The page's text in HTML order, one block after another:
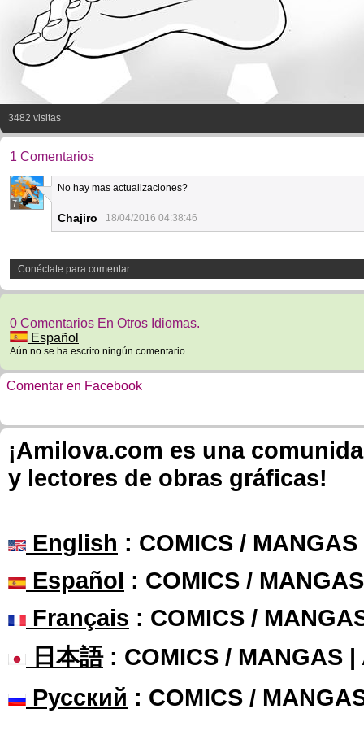
3482 visitas
1 Comentarios
7
No hay mas actualizaciones?
Chajiro 18/04/2016 04:38:46
Conéctate para comentar
0 Comentarios En Otros Idiomas.
Español
Aún no se ha escrito ningún comentario.
Comentar en Facebook
¡Amilova.com es una
y lectores de obras gráficas!
English : COMICS /
Español : COMICS /
Français : COMICS /
日本語: COMICS / MANGAS |
Русский : COMICS /